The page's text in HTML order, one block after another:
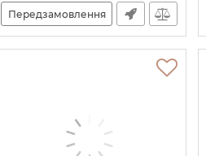
Передзамовлення